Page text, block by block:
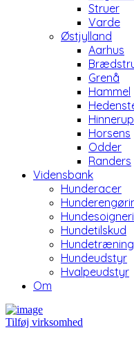
Struer
Varde
Østjylland
Aarhus
Grenå
Hammel
Hinnerup
Horsens
Odder
Randers
Vidensbank
Hunderacer
Hundetilskud
Hundeudstyr
Hvalpeudstyr
Om
Tilføj virksomhed